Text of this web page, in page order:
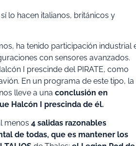
lo hacen italianos, británicos y
ha tenido participación industrial
con sensores avanzados.
I prescinde del PIRATE, como
En un programa de este tipo, la
lleve a una conclusión en
Halcón I prescinda de él.
menos 4 salidas razonables
de todas, que es mantener los